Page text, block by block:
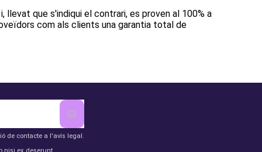
que s'indiqui el contrari, es proven al 100% a
com als clients una garantia total de
de contacte a l'avís legal.